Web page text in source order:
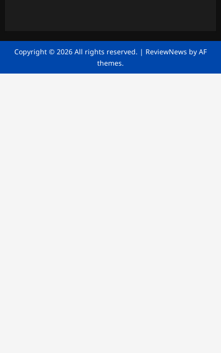
Copyright © 2026 All rights reserved. | ReviewNews by AF
themes.